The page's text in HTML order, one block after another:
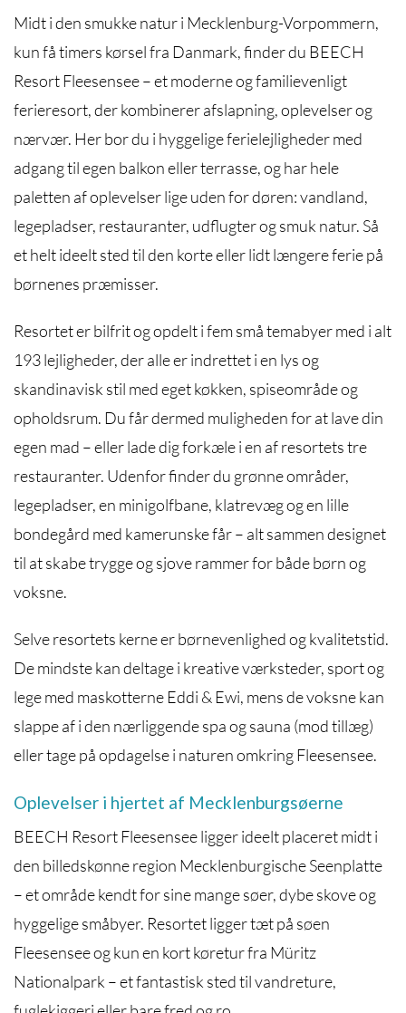
Midt i den smukke natur i Mecklenburg-Vorpommern,
kun få timers kørsel fra Danmark, finder du BEECH
Resort Fleesensee – et moderne og familievenligt
ferieresort, der kombinerer afslapning, oplevelser og
nærvær. Her bor du i hyggelige ferielejligheder med
adgang til egen balkon eller terrasse, og har hele
paletten af oplevelser lige uden for døren: vandland,
legepladser, restauranter, udflugter og smuk natur. Så
et helt ideelt sted til den korte eller lidt længere ferie på
børnenes præmisser.
Resortet er bilfrit og opdelt i fem små temabyer med i alt
193 lejligheder, der alle er indrettet i en lys og
skandinavisk stil med eget køkken, spiseområde og
opholdsrum. Du får dermed muligheden for at lave din
egen mad – eller lade dig forkæle i en af resortets tre
restauranter. Udenfor finder du grønne områder,
legepladser, en minigolfbane, klatrevæg og en lille
bondegård med kamerunske får – alt sammen designet
til at skabe trygge og sjove rammer for både børn og
voksne.
Selve resortets kerne er børnevenlighed og kvalitetstid.
De mindste kan deltage i kreative værksteder, sport og
lege med maskotterne Eddi & Ewi, mens de voksne kan
slappe af i den nærliggende spa og sauna (mod tillæg)
eller tage på opdagelse i naturen omkring Fleesensee.
Oplevelser i hjertet af Mecklenburgsøerne
BEECH Resort Fleesensee ligger ideelt placeret midt i
den billedskønne region Mecklenburgische Seenplatte
– et område kendt for sine mange søer, dybe skove og
hyggelige småbyer. Resortet ligger tæt på søen
Fleesensee og kun en kort køretur fra Müritz
Nationalpark – et fantastisk sted til vandreture,